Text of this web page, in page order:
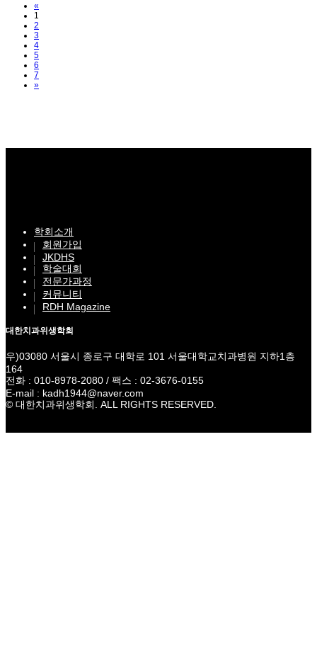
«
1
2
3
4
5
6
7
»Next
학회소개
회원가입
JKDHS
학술대회
전문가과정
커뮤니티
RDH Magazine
대한치과위생학회
우)03080 서울시 종로구 대학로 101 서울대학교치과병원 지하1층
164
전화 : 010-8978-2080 / 팩스 : 02-3676-0155
E-mail : kadh1944@naver.com
© 대한치과위생학회. ALL RIGHTS RESERVED.